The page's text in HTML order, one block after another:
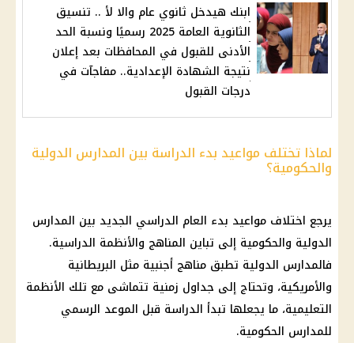
ابنك هيدخل ثانوي عام والا لأ .. تنسيق
الثانوية العامة 2025 رسميًا ونسبة الحد
الأدنى للقبول في المحافظات بعد إعلان
نتيجة الشهادة الإعدادية.. مفاجآت في
درجات القبول
لماذا تختلف مواعيد بدء الدراسة بين المدارس الدولية
والحكومية؟
يرجع اختلاف مواعيد بدء العام الدراسي الجديد بين المدارس
الدولية والحكومية إلى تباين المناهج والأنظمة الدراسية.
فالمدارس الدولية تطبق مناهج أجنبية مثل البريطانية
والأمريكية، وتحتاج إلى جداول زمنية تتماشى مع تلك الأنظمة
التعليمية، ما يجعلها تبدأ الدراسة قبل الموعد الرسمي
للمدارس الحكومية.